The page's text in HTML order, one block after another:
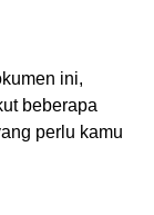
ini,
beberapa
perlu kamu